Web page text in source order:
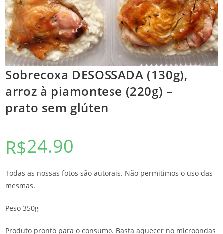
Sobrecoxa DESOSSADA (130g),
arroz à piamontese (220g) –
prato sem glúten
R$24.90
Todas as nossas fotos são autorais. Não permitimos o uso das
mesmas.
Peso 350g
Produto pronto para o consumo. Basta aquecer no microondas